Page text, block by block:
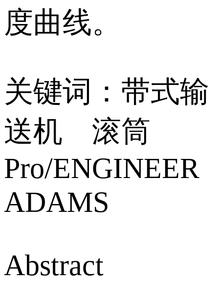
度曲线。
关键词：带式输
送机 滚筒
Pro/ENGINEER
ADAMS
Abstract